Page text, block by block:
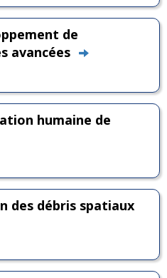
de
avancées
humaine de
des débris spatiaux